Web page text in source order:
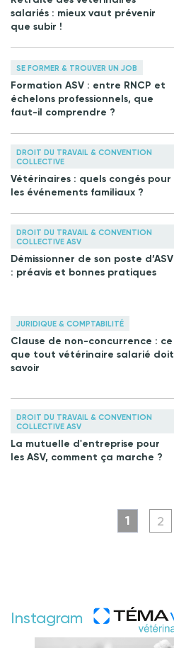
salariés : mieux vaut prévenir
que subir !
SE FORMER & TROUVER UN JOB
Formation ASV : entre RNCP et
échelons professionnels, que
faut-il comprendre ?
DROIT DU TRAVAIL & CONVENTION
COLLECTIVE
Vétérinaires : quels congés pour
les événements familiaux ?
DROIT DU TRAVAIL & CONVENTION
COLLECTIVE ASV
Démissionner de son poste d’ASV
: préavis et bonnes pratiques
JURIDIQUE & COMPTABILITÉ
Clause de non-concurrence : ce
que tout vétérinaire salarié doit
savoir
DROIT DU TRAVAIL & CONVENTION
COLLECTIVE ASV
La mutuelle d'entreprise pour
les ASV, comment ça marche ?
1 2
Instagram